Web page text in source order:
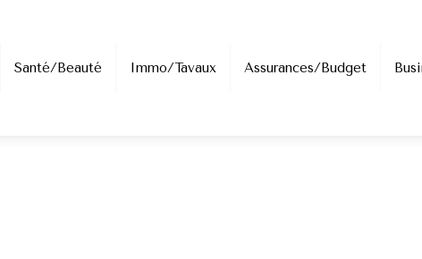
Santé/Beauté Immo/Tavaux Assurances/Budget